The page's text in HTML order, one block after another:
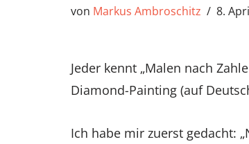
von Markus Ambroschitz 8.
Jeder kennt „Malen nach
Diamond-Painting (auf
Ich habe mir zuerst gedacht: